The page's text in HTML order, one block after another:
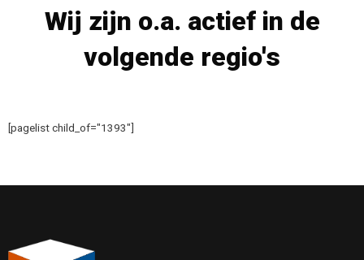
Wij zijn o.a. actief in de
volgende regio's
[pagelist child_of="1393"]